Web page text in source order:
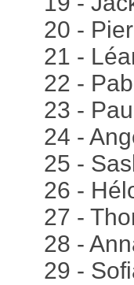
20 -
21 -
22 -
23 -
24 -
25 -
26 -
27 -
28 -
29 -